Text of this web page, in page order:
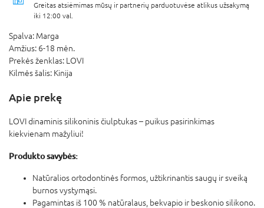
Greitas atsiėmimas mūsų ir partnerių parduotuvėse atlikus užsakymą
iki 12:00 val.
Spalva: Marga
Amžius: 6-18 mėn.
Prekės ženklas: LOVI
Kilmės šalis: Kinija
Apie prekę
LOVI dinaminis silikoninis čiulptukas – puikus pasirinkimas
kiekvienam mažyliui!
Produkto savybės:
Natūralios ortodontinės formos, užtikrinantis saugų ir sveiką
burnos vystymąsi.
Pagamintas iš 100 % natūralaus, bekvapio ir beskonio silikono.